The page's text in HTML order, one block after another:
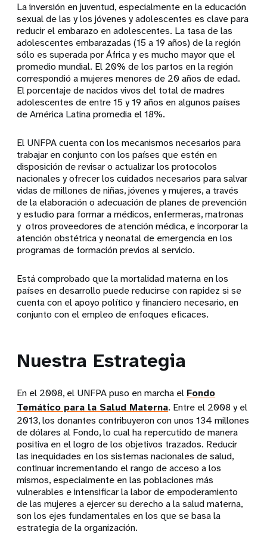
La inversión en juventud, especialmente en la educación
sexual de las y los jóvenes y adolescentes es clave para
reducir el embarazo en adolescentes. La tasa de las
adolescentes embarazadas (15 a 19 años) de la región
sólo es superada por África y es mucho mayor que el
promedio mundial. El 20% de los partos en la región
correspondió a mujeres menores de 20 años de edad.
El porcentaje de nacidos vivos del total de madres
adolescentes de entre 15 y 19 años en algunos países
de América Latina promedia el 18%.
El UNFPA cuenta con los mecanismos necesarios para
trabajar en conjunto con los países que estén en
disposición de revisar o actualizar los protocolos
nacionales y ofrecer los cuidados necesarios para salvar
vidas de millones de niñas, jóvenes y mujeres, a través
de la elaboración o adecuación de planes de prevención
y estudio para formar a médicos, enfermeras, matronas
y otros proveedores de atención médica, e incorporar la
atención obstétrica y neonatal de emergencia en los
programas de formación previos al servicio.
Está comprobado que la mortalidad materna en los
países en desarrollo puede reducirse con rapidez si se
cuenta con el apoyo político y financiero necesario, en
conjunto con el empleo de enfoques eficaces.
Nuestra Estrategia
En el 2008, el UNFPA puso en marcha el Fondo
Temático para la Salud Materna. Entre el 2008 y el
2013, los donantes contribuyeron con unos 134 millones
de dólares al Fondo, lo cual ha repercutido de manera
positiva en el logro de los objetivos trazados. Reducir
las inequidades en los sistemas nacionales de salud,
continuar incrementando el rango de acceso a los
mismos, especialmente en las poblaciones más
vulnerables e intensificar la labor de empoderamiento
de las mujeres a ejercer su derecho a la salud materna,
son los ejes fundamentales en los que se basa la
estrategia de la organización.